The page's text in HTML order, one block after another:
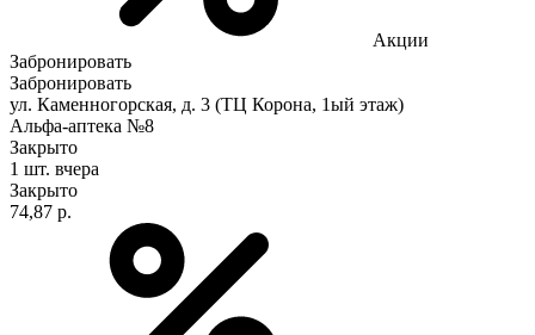
Акции
Забронировать
Забронировать
ул. Каменногорская, д. 3 (ТЦ Корона, 1ый этаж)
Альфа-аптека №8
Закрыто
1 шт. вчера
Закрыто
74,87 р.